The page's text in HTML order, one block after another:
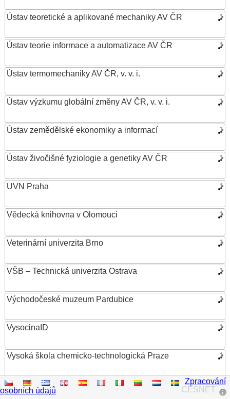
Ústav teoretické a aplikované mechaniky AV ČR
Ústav teorie informace a automatizace AV ČR
Ústav termomechaniky AV ČR, v. v. i.
Ústav výzkumu globální změny AV ČR, v. v. i.
Ústav zemědělské ekonomiky a informací
Ústav živočišné fyziologie a genetiky AV ČR
UVN Praha
Vědecká knihovna v Olomouci
Veterinární univerzita Brno
VŠB – Technická univerzita Ostrava
Východočeské muzeum Pardubice
VysocinaID
Vysoká škola chemicko-technologická Praze
Vysoká škola ekonomická v Praze
CESNET
Zpracování
osobních údajů